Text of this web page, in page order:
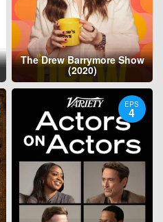
The Drew Barrymore Show
(2020)
EPS
4